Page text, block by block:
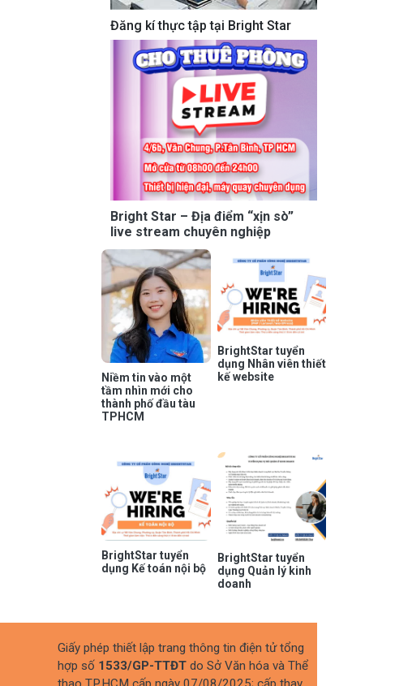
Đăng kí thực tập tại Bright Star
Bright Star – Địa điểm “xịn sò”
live stream chuyên nghiệp
Niềm tin vào một
tầm nhìn mới cho
thành phố đầu tàu
TPHCM
BrightStar tuyển
dụng Nhân viên thiết
kế website
BrightStar tuyển
dụng Kế toán nội bộ
BrightStar tuyển
dụng Quản lý kinh
doanh
Giấy phép thiết lập trang thông tin điện tử tổng
hợp số 1533/GP-TTĐT do Sở Văn hóa và Thể